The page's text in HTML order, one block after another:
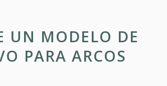
UN MODELO DE
PARA ARCOS